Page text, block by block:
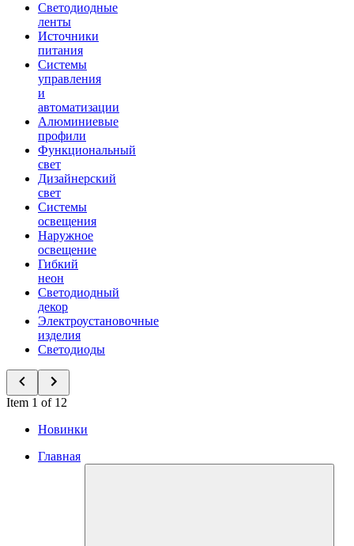
Светодиодные
ленты
Источники
питания
Системы
управления
и
автоматизации
Алюминиевые
профили
Функциональный
свет
Дизайнерский
свет
Системы
освещения
Наружное
освещение
Гибкий
неон
Светодиодный
декор
Электроустановочные
изделия
Светодиоды
Item 1 of 12
Новинки
Главная